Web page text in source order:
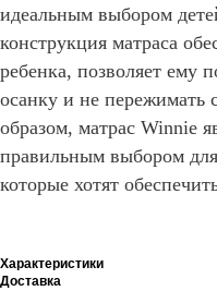
идеальным выбором
конструкция матраса
ребенка, позволяет ему
осанку и не
образом, матрас Winnie
правильным выбором
которые хотят
Характеристики
Доставка